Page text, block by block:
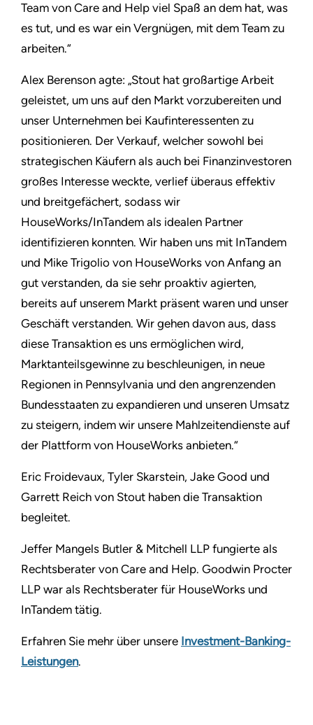
Team von Care and Help viel Spaß an dem hat, was
es tut, und es war ein Vergnügen, mit dem Team zu
arbeiten.“
Alex Berenson agte: „Stout hat großartige Arbeit
geleistet, um uns auf den Markt vorzubereiten und
unser Unternehmen bei Kaufinteressenten zu
positionieren. Der Verkauf, welcher sowohl bei
strategischen Käufern als auch bei Finanzinvestoren
großes Interesse weckte, verlief überaus effektiv
und breitgefächert, sodass wir
HouseWorks/InTandem als idealen Partner
identifizieren konnten. Wir haben uns mit InTandem
und Mike Trigolio von HouseWorks von Anfang an
gut verstanden, da sie sehr proaktiv agierten,
bereits auf unserem Markt präsent waren und unser
Geschäft verstanden. Wir gehen davon aus, dass
diese Transaktion es uns ermöglichen wird,
Marktanteilsgewinne zu beschleunigen, in neue
Regionen in Pennsylvania und den angrenzenden
Bundesstaaten zu expandieren und unseren Umsatz
zu steigern, indem wir unsere Mahlzeitendienste auf
der Plattform von HouseWorks anbieten.“
Eric Froidevaux, Tyler Skarstein, Jake Good und
Garrett Reich von Stout haben die Transaktion
begleitet.
Jeffer Mangels Butler & Mitchell LLP fungierte als
Rechtsberater von Care and Help. Goodwin Procter
LLP war als Rechtsberater für HouseWorks und
InTandem tätig.
Erfahren Sie mehr über unsere Investment-Banking-
Leistungen.